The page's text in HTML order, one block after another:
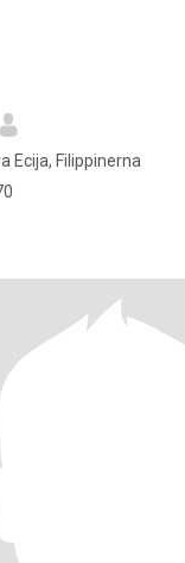
Ecija, Filippinerna